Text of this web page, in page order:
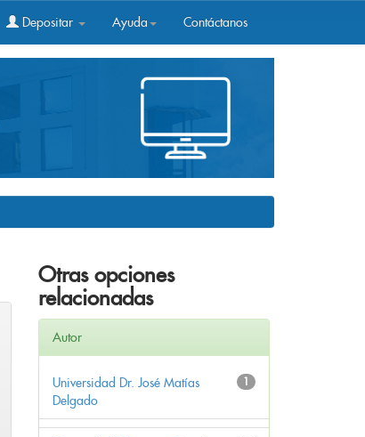
Depositar Ayuda Contáctanos
Otras opciones
relacionadas
Autor
1
Universidad Dr. José Matías
Delgado